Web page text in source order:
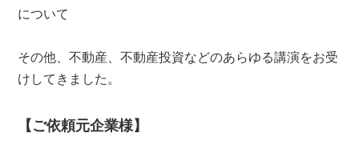
について
その他、不動産、不動産投資などのあらゆる講演をお受
けしてきました。
【ご依頼元企業様】